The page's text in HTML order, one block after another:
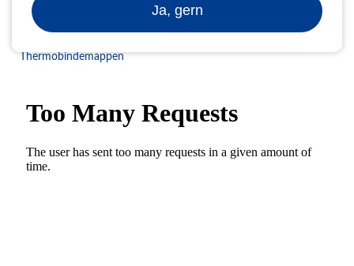
2,9 kg
Thermobindemappen
Ja, gern